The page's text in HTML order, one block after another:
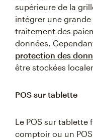
supérieure de la
intégrer une
traitement des
données.
protection des
être stockées
POS sur tablette
Le POS sur tablette
comptoir ou un